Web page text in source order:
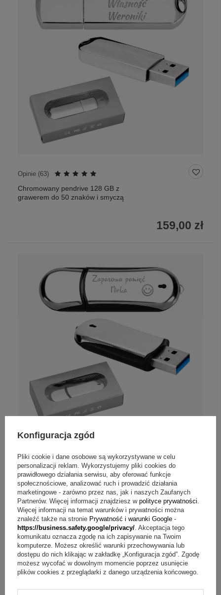
Opinie (63)
Chromowany pendrive 128 GB z
grawerem do 50 znaków i smyczą
159,00 zł
Opinie (63)
Pendrive chromowo-czarny 32 GB ze stali
nierdzewnej z grawerem
79,00 zł
Konfiguracja zgód
Pliki cookie i dane osobowe są wykorzystywane w celu
personalizacji reklam. Wykorzystujemy pliki cookies do
prawidłowego działania serwisu, aby oferować funkcje
społecznościowe, analizować ruch i prowadzić działania
marketingowe - zarówno przez nas, jak i naszych Zaufanych
Partnerów. Więcej informacji znajdziesz w polityce prywatności.
Więcej informacji na temat warunków i prywatności można
znaleźć także na stronie Prywatność i warunki Google -
https://business.safety.google/privacy/. Akceptacja tego
komunikatu oznacza zgodę na ich zapisywanie na Twoim
komputerze. Możesz określić warunki przechowywania lub
dostępu do nich klikając w zakładkę „Konfiguracja zgód”. Zgodę
możesz wycofać w dowolnym momencie poprzez usunięcie
plików cookies z przeglądarki z danego urządzenia końcowego.